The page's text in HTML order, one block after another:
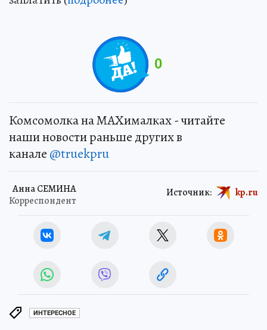
0
Комсомолка на MAXималках - читайте
наши новости раньше других в
канале @truekpru
Анна СЕМИНА
Корреспондент
Источник: kp.ru
ИНТЕРЕСНОЕ